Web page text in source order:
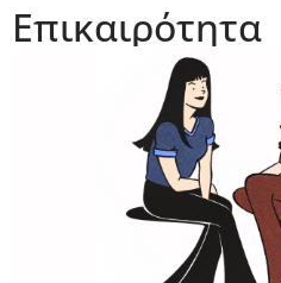
Επικαιρότητα